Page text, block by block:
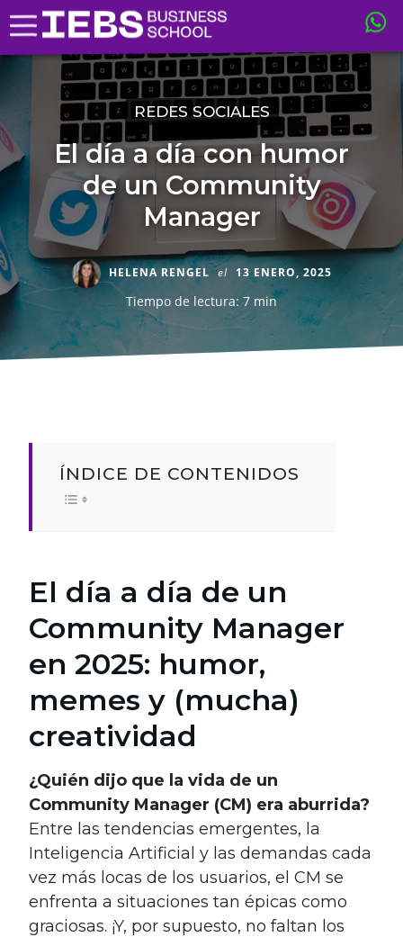
REDES SOCIALES
El día a día con humor
de un Community
Manager
HELENA RENGEL el 13 ENERO, 2025
Tiempo de lectura: 7 min
ÍNDICE DE CONTENIDOS
El día a día de un
Community Manager
en 2025: humor,
memes y (mucha)
creatividad
¿Quién dijo que la vida de un
Community Manager (CM) era aburrida?
Entre las tendencias emergentes, la
Inteligencia Artificial y las demandas cada
vez más locas de los usuarios, el CM se
enfrenta a situaciones tan épicas como
graciosas. ¡Y, por supuesto, no faltan los